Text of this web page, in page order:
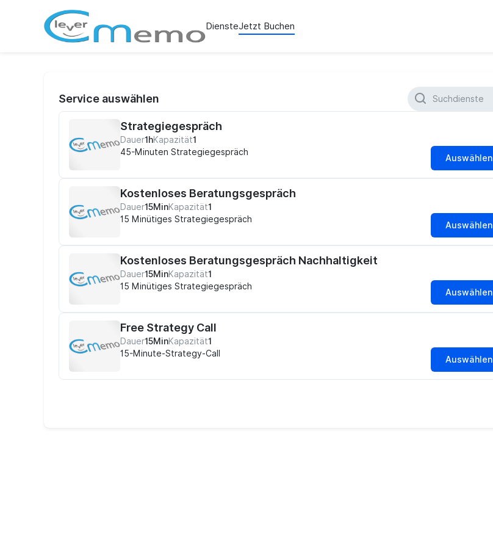
DiensteJetzt Buchen
Service auswählen
Strategiegespräch
Dauer1hKapazität1
45-Minuten Strategiegespräch
Auswählen
Kostenloses Beratungsgespräch
Dauer15MinKapazität1
15 Minütiges Strategiegespräch
Auswählen
Kostenloses Beratungsgespräch Nachhaltigkeit
Dauer15MinKapazität1
15 Minütiges Strategiegespräch
Auswählen
Free Strategy Call
Dauer15MinKapazität1
15-Minute-Strategy-Call
Auswählen